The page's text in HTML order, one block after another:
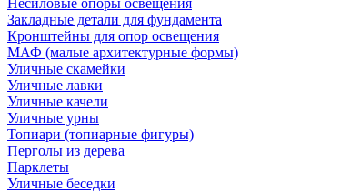
Несиловые опоры освещения
Закладные детали для фундамента
Кронштейны для опор освещения
МАФ (малые архитектурные формы)
Уличные скамейки
Уличные лавки
Уличные качели
Уличные урны
Топиари (топиарные фигуры)
Перголы из дерева
Парклеты
Уличные беседки